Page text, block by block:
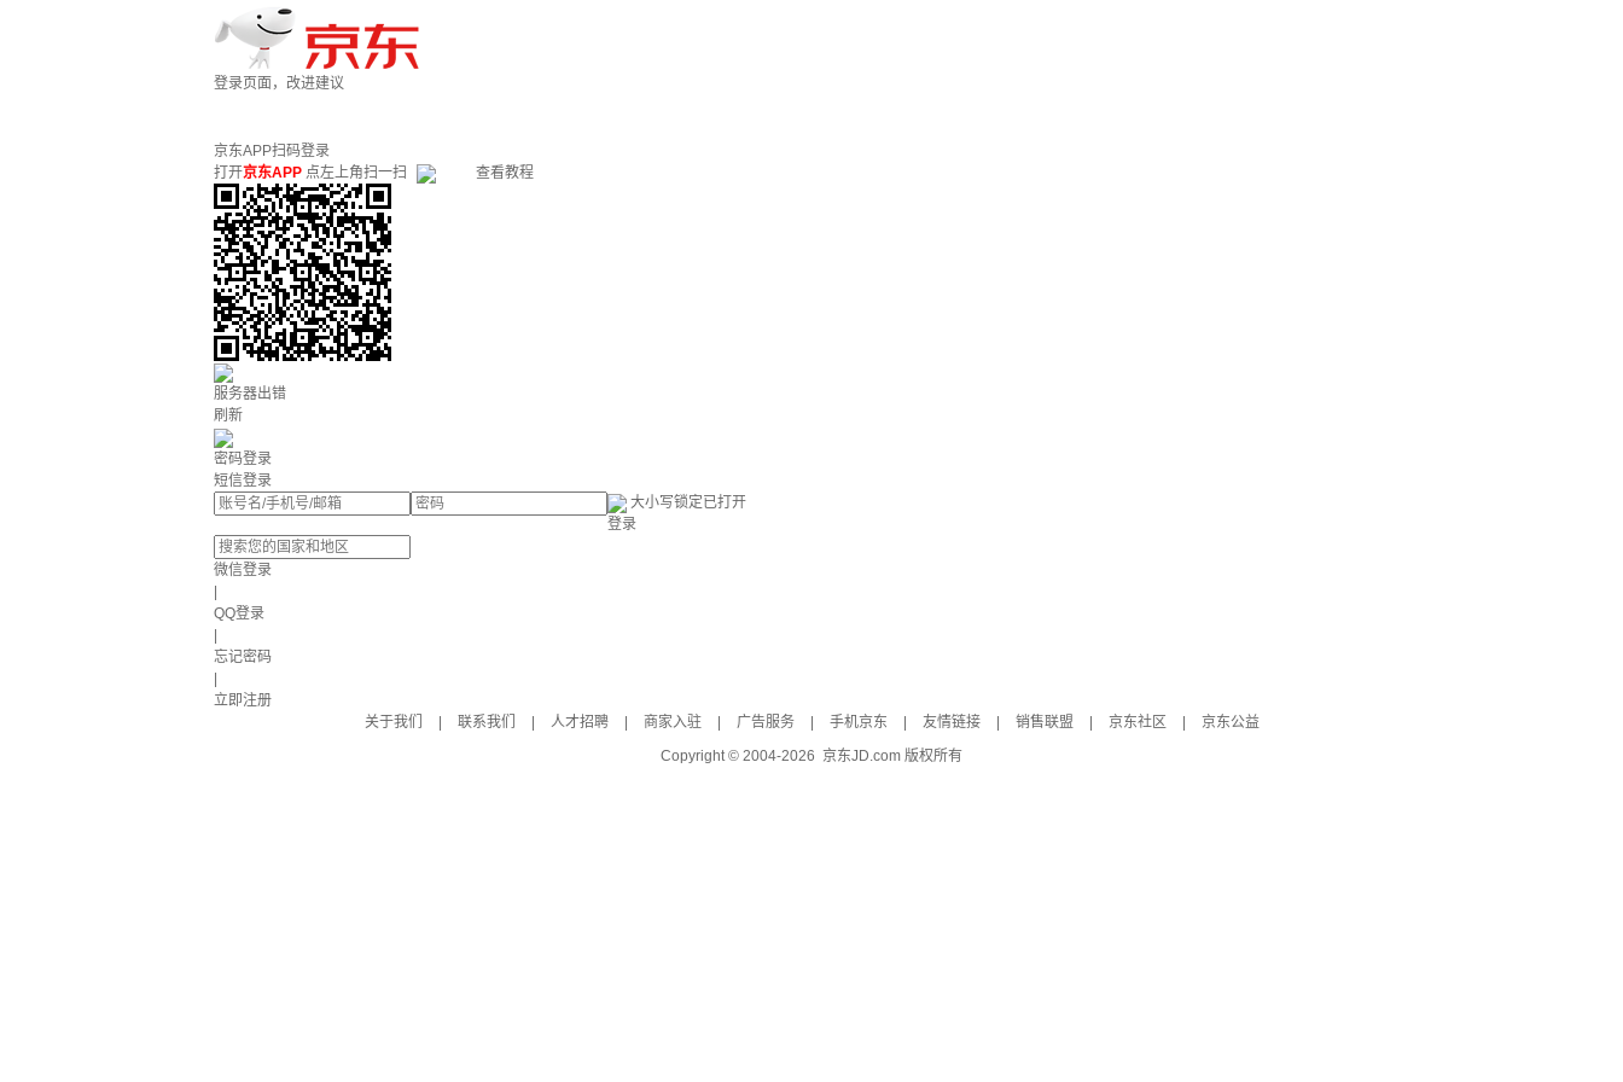
登录页面，改进建议
京东APP扫码登录
打开京东APP 点左上角扫一扫 查看教程
服务器出错
刷新
密码登录
短信登录
大小写锁定已打开
登录
微信登录
QQ登录
忘记密码
立即注册
关于我们
联系我们 人才招聘 商家入驻 广告服务 手机京东 友情链接 销售联盟 京东社区
京东公益
Copyright © 2004-2026 京东JD.com 版权所有